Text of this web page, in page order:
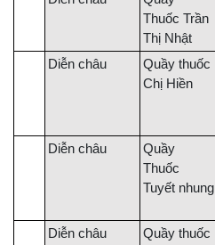
Thuốc Trần
Thị Nhật
Diễn châu
Quầy thuốc
Chị Hiền
Diễn châu
Quầy
Thuốc
Tuyết nhung
Diễn châu
Quầy thuốc